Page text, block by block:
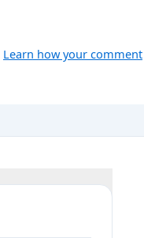
Learn how your comment